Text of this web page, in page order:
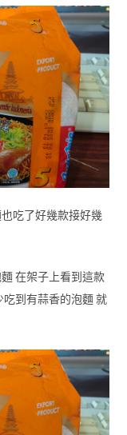
吃了好幾款接好幾
在架子上看到這款
到有蒜香的泡麵 就